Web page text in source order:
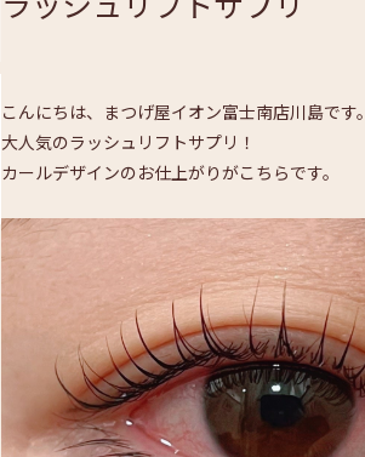
こんにちは、まつげ屋イオン富士南店川島です。
大人気のラッシュリフトサプリ！
カールデザインのお仕上がりがこちらです。